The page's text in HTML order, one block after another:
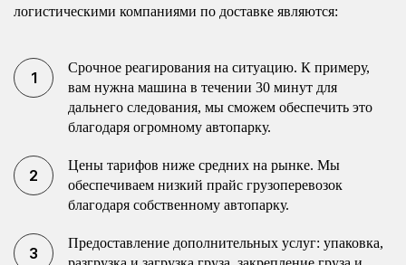
логистическими компаниями по доставке являются:
Срочное реагирования на ситуацию. К примеру,
вам нужна машина в течении 30 минут для
дальнего следования, мы сможем обеспечить это
благодаря огромному автопарку.
Цены тарифов ниже средних на рынке. Мы
обеспечиваем низкий прайс грузоперевозок
благодаря собственному автопарку.
Предоставление дополнительных услуг: упаковка,